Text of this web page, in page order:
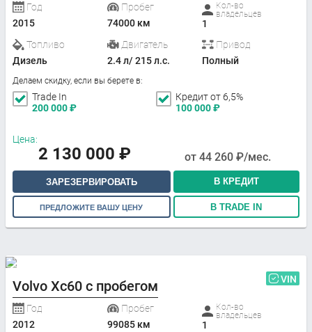
Год
2015
Пробег
74000 км
Кол-во
владельцев
1
Топливо
Дизель
Двигатель
2.4 л/ 215 л.с.
Привод
Полный
Делаем скидку, если вы берете в:
Trade In
200 000₽
Кредит от 6,5%
100 000₽
Цена:
2 130 000 ₽ от 44 260 ₽/мес.
ЗАРЕЗЕРВИРОВАТЬ В КРЕДИТ
ПРЕДЛОЖИТЕ ВАШУ ЦЕНУ В TRADE IN
Volvo Xc60 с пробегом VIN
Год
2012
Пробег
99085 км
Кол-во
владельцев
1